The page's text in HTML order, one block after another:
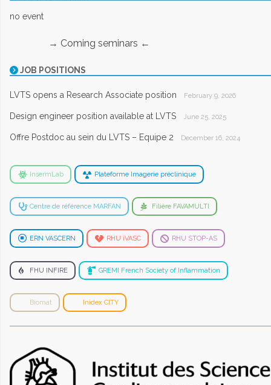
no event
→ Coming seminars ←
JOB POSITIONS
LVTS opens a Research Associate position February 9, 2026
Design engineer position available at LVTS June 25, 2025
Offre Postdoc au sein du LVTS – Equipe 2 December 16, 2024
InsermLab Plateforme Imagerie préclinique
Centre de référence MARFAN Filière FAVAMULTI
ERN VASCERN RHU iVASC RHU STOP-AS
FHU INFIRE GREMI French Society of Inflammation
Biomat Inidex CITY